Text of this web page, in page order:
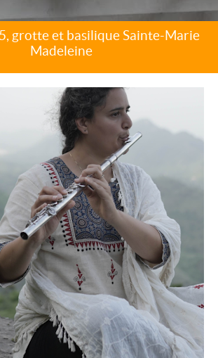
grotte et basilique Sainte-Marie
Madeleine